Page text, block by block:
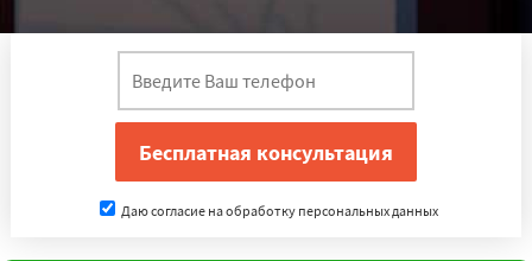
Даю согласие на обработку персональных данных